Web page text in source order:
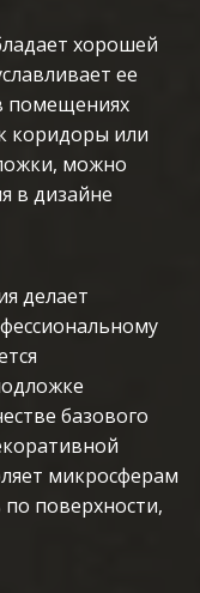
хорошей
ее
помещениях
коридоры или
можно
в дизайне
делает
базового
микросферам
по поверхности,